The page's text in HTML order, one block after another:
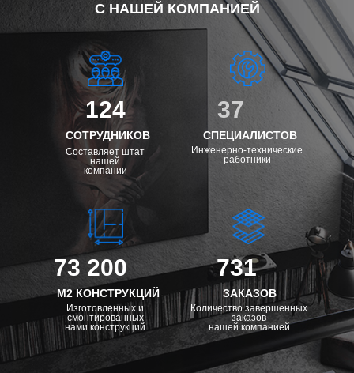
С НАШЕЙ КОМПАНИЕЙ
124
СОТРУДНИКОВ
Составляет штат
нашей
компании
73 200
М2 КОНСТРУКЦИЙ
Изготовленных и
смонтированных
нами конструкций
731
ЗАКАЗОВ
Количество завершенных
заказов
нашей компанией
37
СПЕЦИАЛИСТОВ
Инженерно-технические
работники